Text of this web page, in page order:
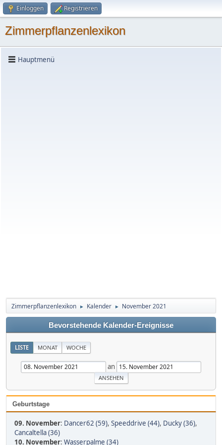
Einloggen Registrieren
Zimmerpflanzenlexikon
Hauptmenü
Zimmerpflanzenlexikon ► Kalender ► November 2021
Bevorstehende Kalender-Ereignisse
LISTE MONAT WOCHE
an
Geburtstage
09. November: Dancer62 (59), Speeddrive (44), Ducky (36),
Cancaltella (36)
10. November: Wasserpalme (34)